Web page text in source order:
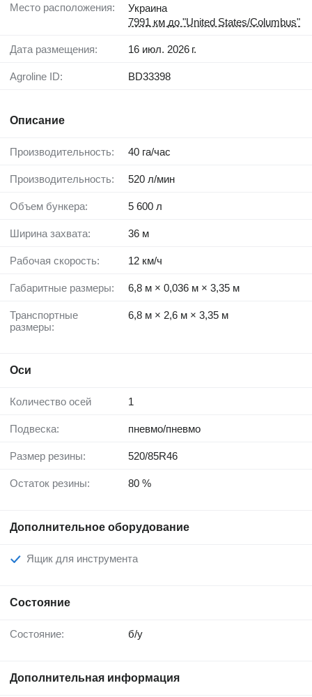
Место расположения:
Украина
7991 км до "United States/Columbus"
Дата размещения: 16 июл. 2026 г.
Agroline ID: BD33398
Описание
Производительность: 40 га/час
Производительность: 520 л/мин
Объем бункера: 5 600 л
Ширина захвата: 36 м
Рабочая скорость: 12 км/ч
Габаритные размеры: 6,8 м × 0,036 м × 3,35 м
Транспортные
размеры:
6,8 м × 2,6 м × 3,35 м
Оси
Количество осей 1
Подвеска: пневмо/пневмо
Размер резины: 520/85R46
Остаток резины: 80 %
Дополнительное оборудование
Ящик для инструмента
Состояние
Состояние: б/у
Дополнительная информация